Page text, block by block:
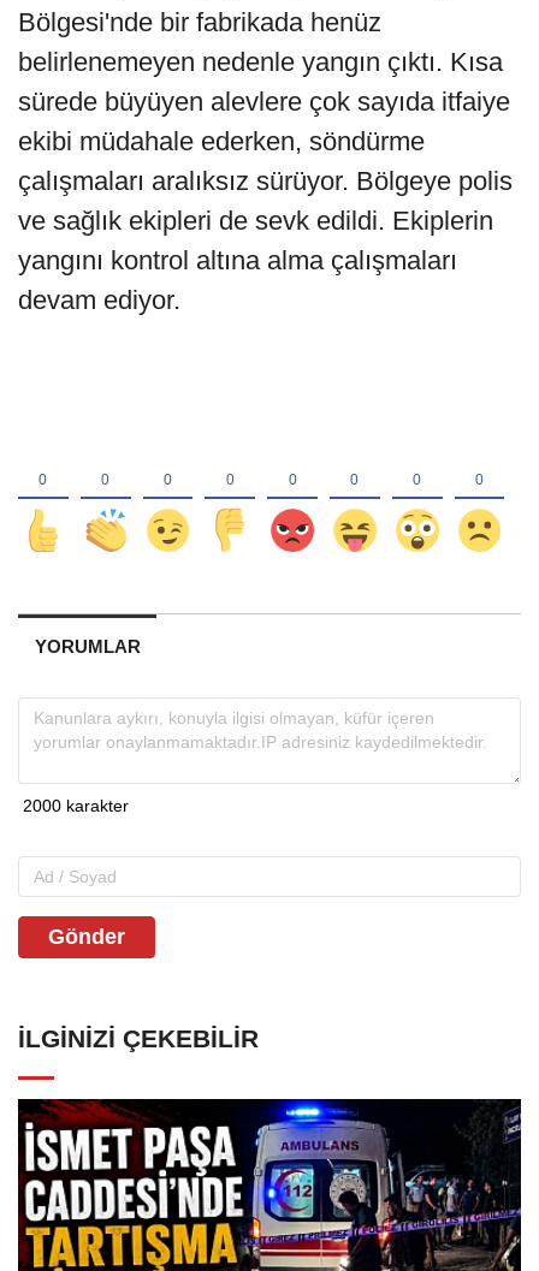
Bölgesi'nde bir fabrikada henüz
belirlenemeyen nedenle yangın çıktı. Kısa
sürede büyüyen alevlere çok sayıda itfaiye
ekibi müdahale ederken, söndürme
çalışmaları aralıksız sürüyor. Bölgeye polis
ve sağlık ekipleri de sevk edildi. Ekiplerin
yangını kontrol altına alma çalışmaları
devam ediyor.
YORUMLAR
Gönder
İLGINIZI ÇEKEBILIR